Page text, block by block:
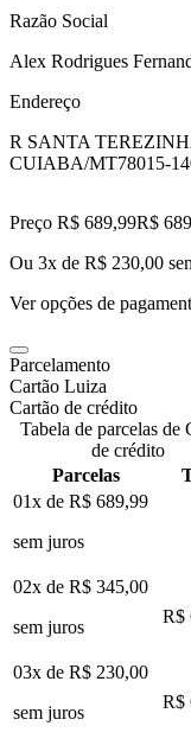
Razão Social
Alex Rodrigues
Endereço
R SANTA
CUIABA/MT78015-
Preço R$ 689,99R$ 689
Ou 3x de R$ 230,00
Ver opções de
Parcelamento
Cartão Luiza
Cartão de crédito
Tabela de parcelas de
de crédito
Parcelas
01x de R$ 689,99
sem juros
02x de R$ 345,00
sem juros
R$
03x de R$ 230,00
sem juros
R$